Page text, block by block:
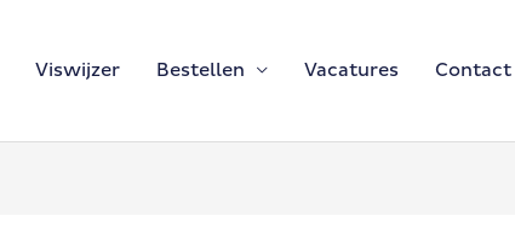
Viswijzer Bestellen Vacatures Contact